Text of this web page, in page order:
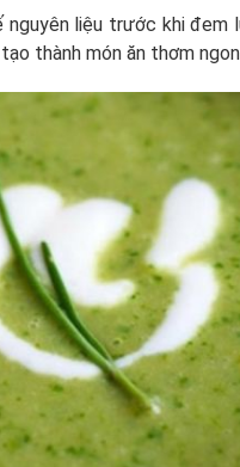
liệu trước khi đem
thành món ăn thơm